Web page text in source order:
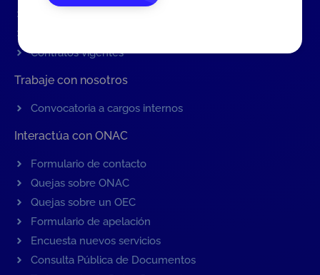
Contratos vigentes
Trabaje con nosotros
Convocatoria a cargos internos
Interactúa con ONAC
Formulario de contacto
Quejas sobre ONAC
Quejas sobre un OEC
Formulario de apelación
Encuesta nuevos servicios
Consulta Pública de Documentos